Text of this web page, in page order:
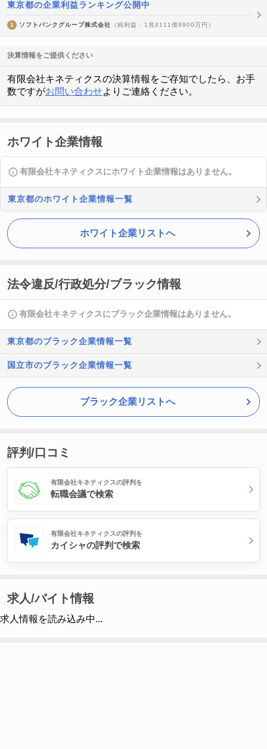
東京都の企業利益ランキング公開中
1 ソフトバンクグループ株式会社 （純利益 : 1兆4111億9900万円）
決算情報をご提供ください
有限会社キネティクスの決算情報をご存知でしたら、お手
数ですがお問い合わせよりご連絡ください。
ホワイト企業情報
有限会社キネティクスにホワイト企業情報はありません。
東京都のホワイト企業情報一覧
ホワイト企業リストへ
法令違反/行政処分/ブラック情報
有限会社キネティクスにブラック企業情報はありません。
東京都のブラック企業情報一覧
国立市のブラック企業情報一覧
ブラック企業リストへ
評判/口コミ
有限会社キネティクスの評判を
転職会議で検索
有限会社キネティクスの評判を
カイシャの評判で検索
求人/バイト情報
求人情報を読み込み中...